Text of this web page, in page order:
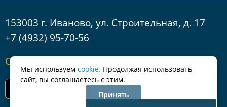
153003 г. Иваново, ул. Строительная, д. 17
+7 (4932) 95-70-56
Обратная связь
Мы используем cookie. Продолжая использовать
сайт, вы соглашаетесь с этим.
Принять